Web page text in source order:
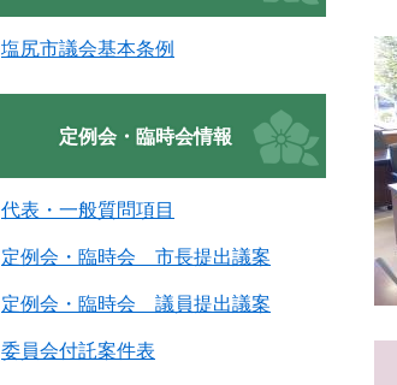
塩尻市議会基本条例
定例会・臨時会情報
代表・一般質問項目
定例会・臨時会 市長提出議案
定例会・臨時会 議員提出議案
委員会付託案件表